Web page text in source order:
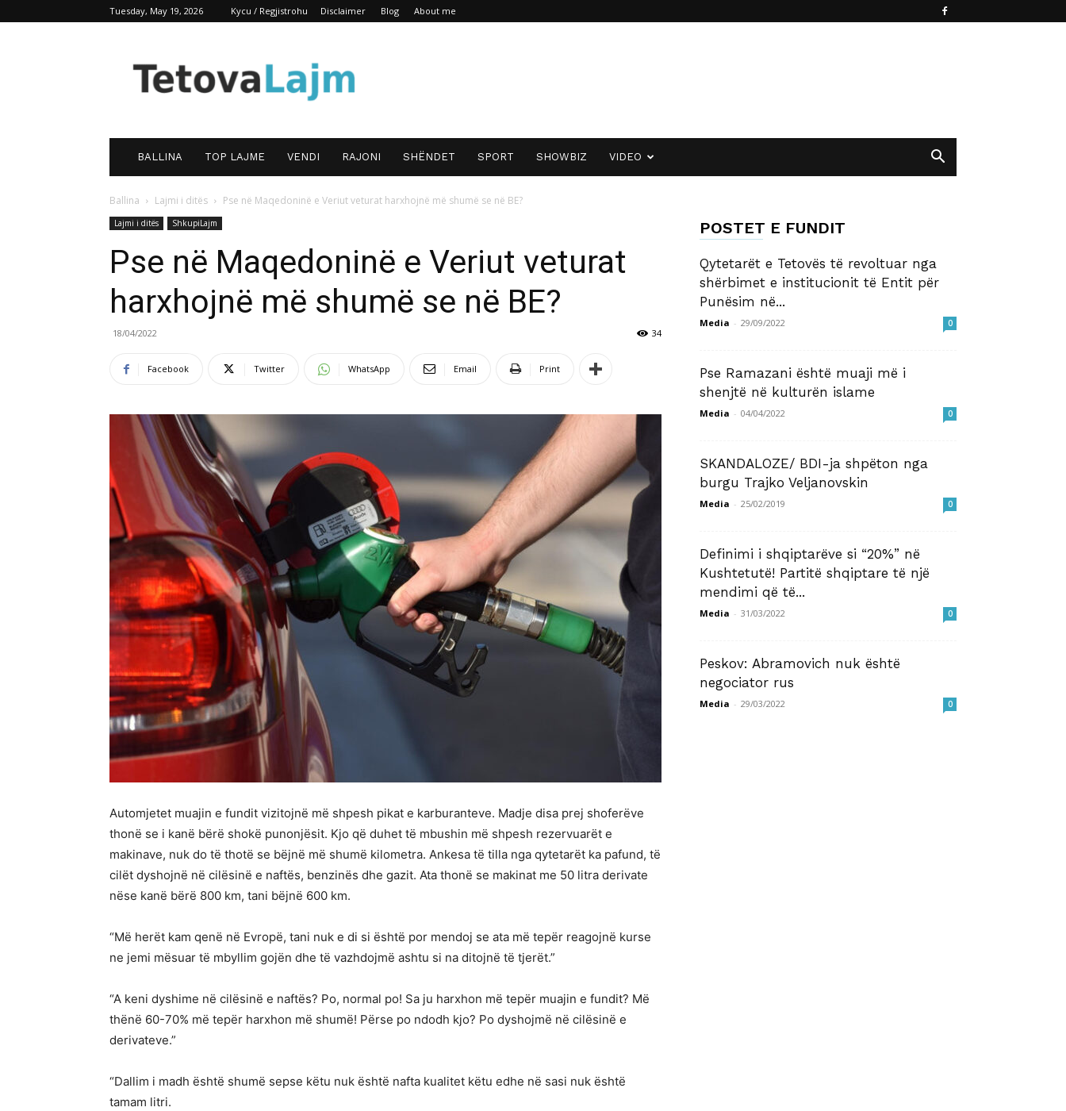
Tuesday, May 19, 2026 Kycu / Regjistrohu Disclaimer Blog About me
BALLINA TOP LAJME VENDI RAJONI SHËNDET SPORT SHOWBIZ VIDEO
Ballina Lajmi i ditës Pse në Maqedoninë e Veriut veturat harxhojnë më shumë se në BE?
Lajmi i ditës ShkupiLajm
Pse në Maqedoninë e Veriut veturat
harxhojnë më shumë se në BE?
18/04/2022 34
Facebook Twitter WhatsApp Email Print
Automjetet muajin e fundit vizitojnë më shpesh pikat e karburanteve. Madje disa prej shoferëve
thonë se i kanë bërë shokë punonjësit. Kjo që duhet të mbushin më shpesh rezervuarët e
makinave, nuk do të thotë se bëjnë më shumë kilometra. Ankesa të tilla nga qytetarët ka pafund, të
cilët dyshojnë në cilësinë e naftës, benzinës dhe gazit. Ata thonë se makinat me 50 litra derivate
nëse kanë bërë 800 km, tani bëjnë 600 km.
“Më herët kam qenë në Evropë, tani nuk e di si është por mendoj se ata më tepër reagojnë kurse
ne jemi mësuar të mbyllim gojën dhe të vazhdojmë ashtu si na ditojnë të tjerët.”
“A keni dyshime në cilësinë e naftës? Po, normal po! Sa ju harxhon më tepër muajin e fundit? Më
thënë 60-70% më tepër harxhon më shumë! Përse po ndodh kjo? Po dyshojmë në cilësinë e
derivateve.”
“Dallim i madh është shumë sepse këtu nuk është nafta kualitet këtu edhe në sasi nuk është
tamam litri.
POSTET E FUNDIT
Qytetarët e Tetovës të revoltuar nga
shërbimet e institucionit të Entit për
Punësim në...
Media - 29/09/2022 0
Pse Ramazani është muaji më i
shenjtë në kulturën islame
Media - 04/04/2022 0
SKANDALOZE/ BDI-ja shpëton nga
burgu Trajko Veljanovskin
Media - 25/02/2019 0
Definimi i shqiptarëve si “20%” në
Kushtetutë! Partitë shqiptare të një
mendimi që të...
Media - 31/03/2022 0
Peskov: Abramovich nuk është
negociator rus
Media - 29/03/2022 0